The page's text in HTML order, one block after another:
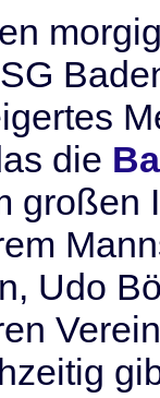
die
großen
Udo